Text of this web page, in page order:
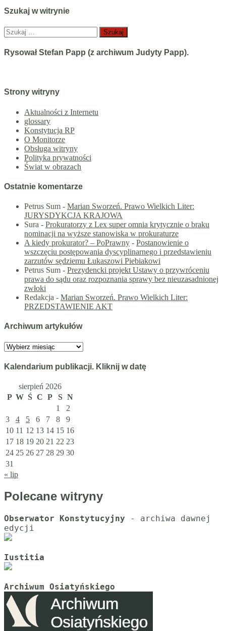
Szukaj w witrynie
Szukaj:
Rysował Stefan Papp (z archiwum Judyty Papp).
Strony witryny
Aktualności z Internetu
glossary
Konstytucja RP
O Monitorze
Obsługa witryny
Polityka prywatności
Świat w obrazach
Ostatnie komentarze
Petrus Sum - Marian Sworzeń. Prawo Wielkich Liter:
JURYSDYKCJA KRAJOWA
Sura - Prokuratorzy z Lex super omnia krytycznie o braku
nominacji na wyższe stanowiska w prokuraturze
A kiedy prokurator? – PoPrawny - Postanowienie o
wszczęciu postępowania dyscyplinarnego i przedstawieniu
zarzutów sędziemu Łukaszowi Piebiakowi
Petrus Sum - Prezydencki projekt Ustawy o przywróceniu
prawa do sądu oraz rozpoznania sprawy bez nieuzasadnionej
zwłoki
Redakcja - Marian Sworzeń. Prawo Wielkich Liter:
PRZEDSTAWIENIE AKT
Archiwum artykułów
Archiwum
Kalendarium publikacji. Kliknij w datę
sierpień 2026
P W Ś C P S N
1
2
3
4 5 6 7 8
9
10 11 12 13 14 15 16
17 18 19 20 21 22 23
24 25 26 27 28 29 30
31
« lip
Polecane witryny
Obserwator Konstytucyjny - archiwa dawnej
Iustitia
Archiwum Osiatyńskiego